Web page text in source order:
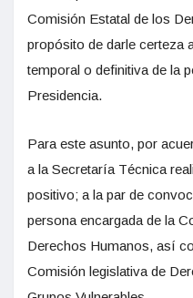
Comisión Estatal de los
propósito de darle certeza
temporal o definitiva de la
Presidencia.
Para este asunto, por
a la Secretaría Técnica
positivo; a la par de
persona encargada de la
Derechos Humanos, así
Comisión legislativa de